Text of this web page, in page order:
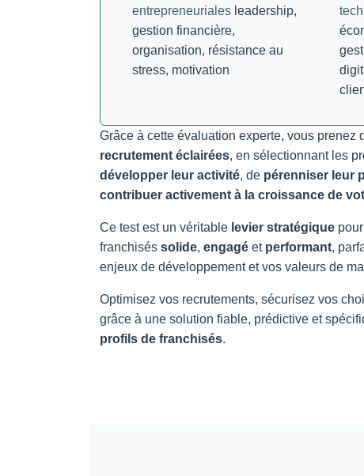
entrepreneuriales leadership,
gestion financière,
organisation, résistance au
stress, motivation
Grâce à cette évaluation experte, vous prenez
recrutement éclairées, en sélectionnant les
développer leur activité, de pérenniser leur
contribuer activement à la croissance de
Ce test est un véritable levier stratégique
franchisés solide, engagé et performant,
enjeux de développement et vos valeurs de
Optimisez vos recrutements, sécurisez vos
grâce à une solution fiable, prédictive et
profils de franchisés.